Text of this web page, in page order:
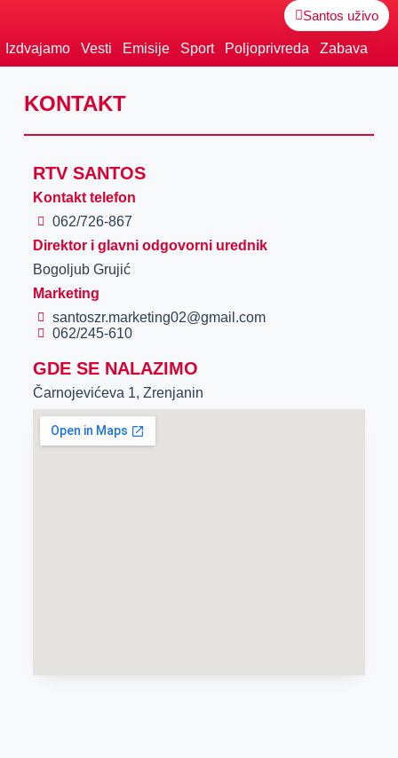
Santos uživo
Izdvajamo Vesti Emisije Sport Poljoprivreda Zabava
KONTAKT
RTV SANTOS
Kontakt telefon
062/726-867
Direktor i glavni odgovorni urednik
Bogoljub Grujić
Marketing
santoszr.marketing02@gmail.com
062/245-610
GDE SE NALAZIMO
Čarnojevićeva 1, Zrenjanin